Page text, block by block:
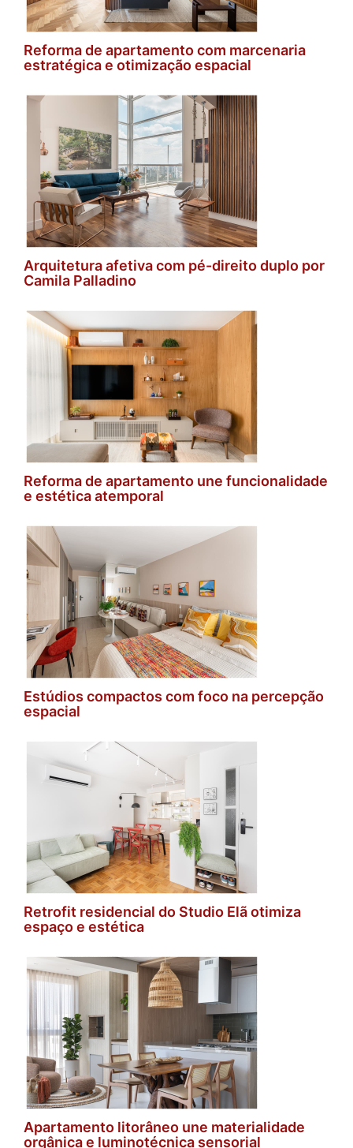
Reforma de apartamento com marcenaria
estratégica e otimização espacial
Arquitetura afetiva com pé-direito duplo por
Camila Palladino
Reforma de apartamento une funcionalidade
e estética atemporal
Estúdios compactos com foco na percepção
espacial
Retrofit residencial do Studio Elã otimiza
espaço e estética
Apartamento litorâneo une materialidade
orgânica e luminotécnica sensorial